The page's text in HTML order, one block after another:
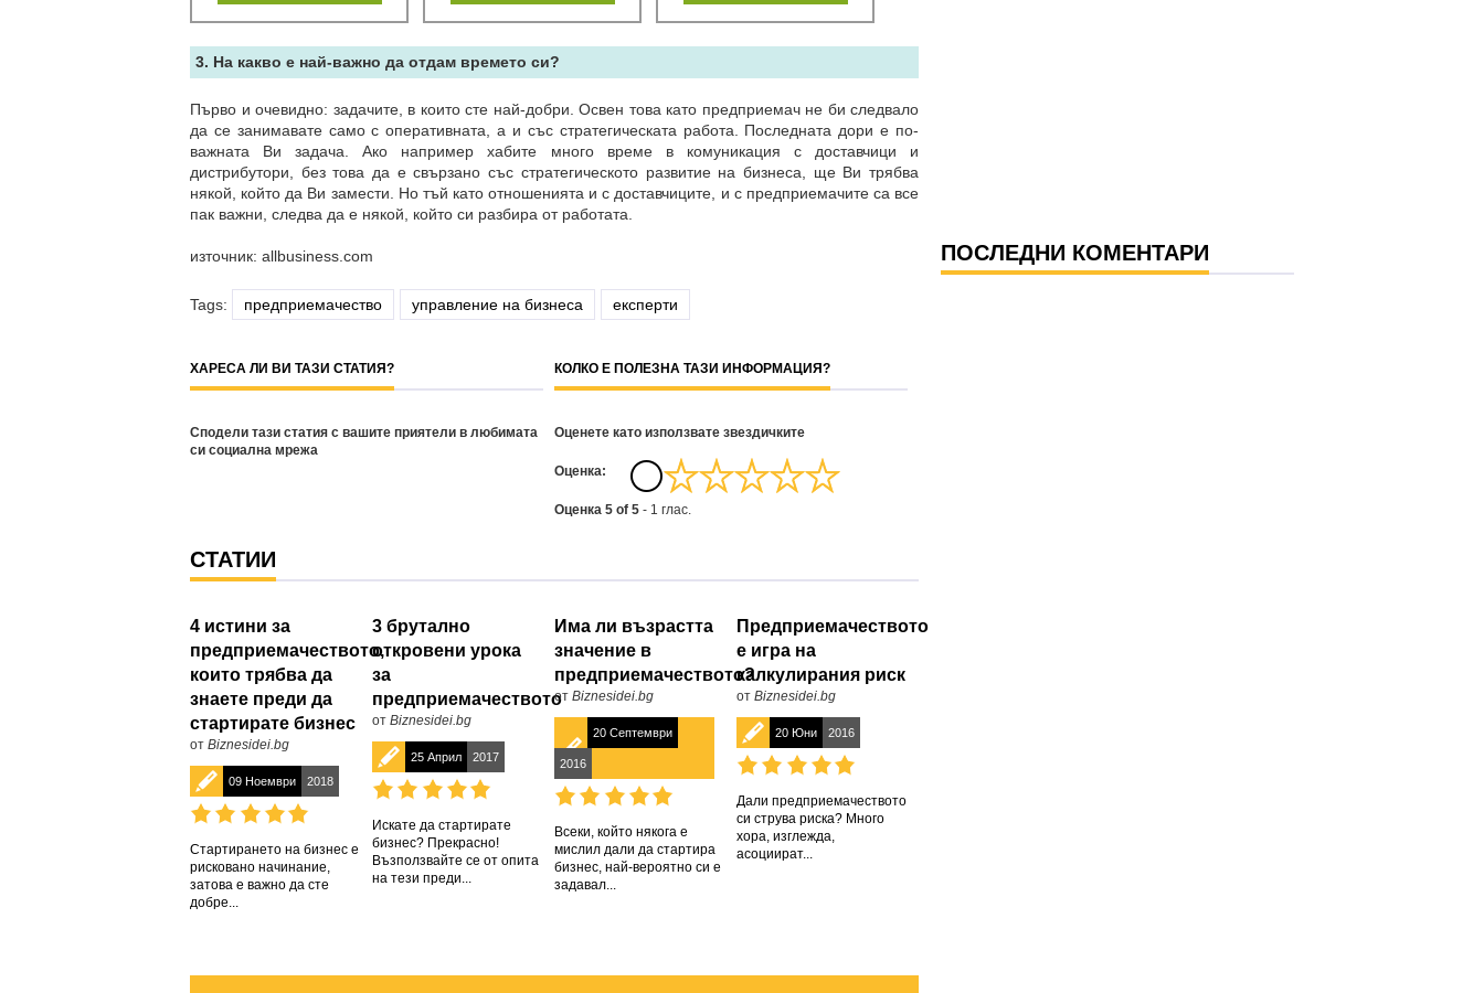
3. На какво е най-важно да отдам времето си?
Първо и очевидно: задачите, в които сте най-добри. Освен това като предприемач не би следвало
да се занимавате само с оперативната, а и със стратегическата работа. Последната дори е по-
важната Ви задача. Ако например хабите много време в комуникация с доставчици и
дистрибутори, без това да е свързано със стратегическото развитие на бизнеса, ще Ви трябва
някой, който да Ви замести. Но тъй като отношенията и с доставчиците, и с предприемачите са все
пак важни, следва да е някой, който си разбира от работата.
източник: allbusiness.com
Tags: предприемачество управление на бизнеса експерти
ХАРЕСА ЛИ ВИ ТАЗИ СТАТИЯ?
Сподели тази статия с вашите приятели в любимата
си социална мрежа
КОЛКО Е ПОЛЕЗНА ТАЗИ ИНФОРМАЦИЯ?
Оценете като използвате звездичките
Oценка:
Оценка 5 of 5 - 1 глас.
СТАТИИ
4 истини за
предприемачеството,
които трябва да
знаете преди да
стартирате бизнес
от Biznesidei.bg
09 Ноември 2018
Стартирането на бизнес е
рисковано начинание,
затова е важно да сте
добре...
3 брутално
откровени урока
за
предприемачеството
от Biznesidei.bg
25 Април 2017
Искате да стартирате
бизнес? Прекрасно!
Възползвайте се от опита
на тези преди...
Има ли възрастта
значение в
предприемачеството?
от Biznesidei.bg
20 Септември
2016
Всеки, който някога е
мислил дали да стартира
бизнес, най-вероятно си е
задавал...
Предприемачеството
е игра на
калкулирания риск
от Biznesidei.bg
20 Юни 2016
Дали предприемачеството
си струва риска? Много
хора, изглежда,
асоциират...
ПОСЛЕДНИ КОМЕНТАРИ